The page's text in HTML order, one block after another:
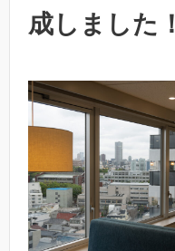
成しました！